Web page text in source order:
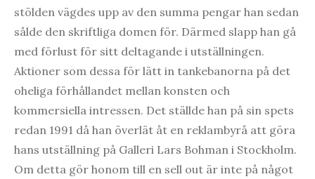
stölden vägdes upp av den summa pengar han sedan
sålde den skriftliga domen för. Därmed slapp han gå
med förlust för sitt deltagande i utställningen.
Aktioner som dessa för lätt in tankebanorna på det
oheliga förhållandet mellan konsten och
kommersiella intressen. Det ställde han på sin spets
redan 1991 då han överlät åt en reklambyrå att göra
hans utställning på Galleri Lars Bohman i Stockholm.
Om detta gör honom till en sell out är inte på något